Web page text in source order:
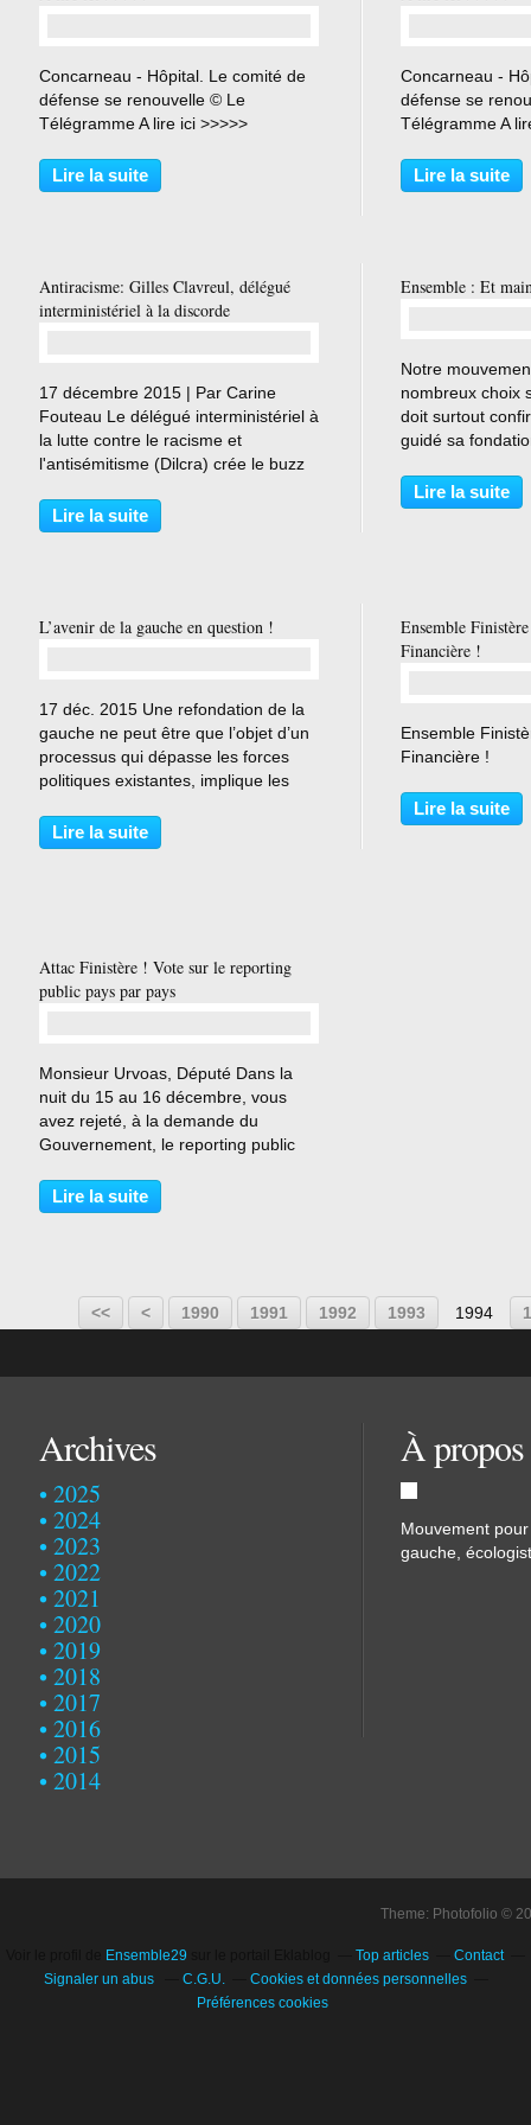
Concarneau - Hôpital. Le comité de
défense se renouvelle © Le
Télégramme A lire ici >>>>>
Lire la suite
Concarneau -
défense se
Télégramme A
Lire la suite
Antiracisme: Gilles Clavreul, délégué
interministériel à la discorde
17 décembre 2015 | Par Carine
Fouteau Le délégué interministériel à
la lutte contre le racisme et
l'antisémitisme (Dilcra) crée le buzz
organisations antiracistes ne
partageant pas ses vues. Après des
Lire la suite
Ensemble : Et
Notre
nombreux choix
doit surtout
guidé sa
alternatives et
devenons-nous
Lire la suite
L’avenir de la gauche en question !
17 déc. 2015 Une refondation de la
gauche ne peut être que l’objet d’un
processus qui dépasse les forces
politiques existantes, implique les
mouvements sociaux réels. C’est
dans ce cadre qu’il faudra
Lire la suite
Ensemble
Financière !
Ensemble
Financière !
Lire la suite
Attac Finistère ! Vote sur le reporting
public pays par pays
Monsieur Urvoas, Député Dans la
nuit du 15 au 16 décembre, vous
avez rejeté, à la demande du
Gouvernement, le reporting public
Nationale a envoyé un signal
extrêmement négatif dans la lutte
Lire la suite
<< < 1900
1910
1920
1930
1940
1950
1960
1970
1980
1990 1991 1992 1993 1994
Archives
2025
2024
2023
2022
2021
2020
2019
2018
2017
2016
2015
2014
À propos
Mouvement
gauche,
Theme: Photofolio ©
Ensemble29 Top articles
Contact
Signaler un abus
C.G.U.
Cookies et données personnelles
Préférences cookies